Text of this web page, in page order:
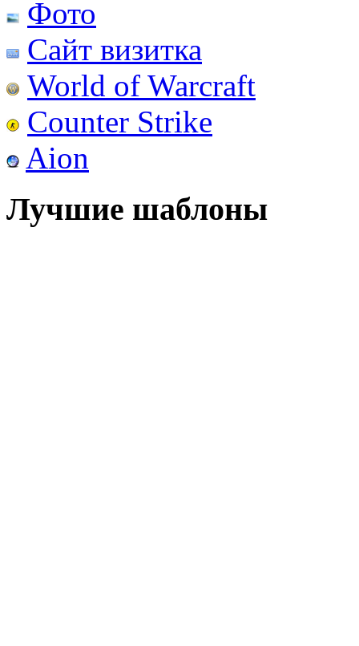
Фото
Сайт визитка
World of Warcraft
Counter Strike
Aion
Лучшие шаблоны